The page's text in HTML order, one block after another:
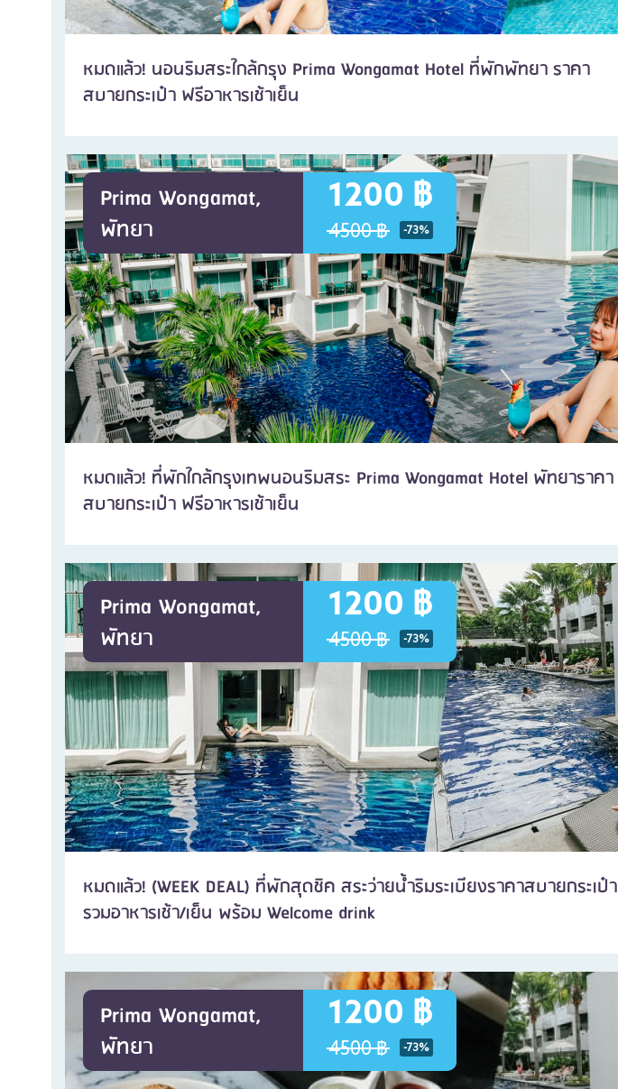
หมดแล้ว! นอนริมสระใกล้กรุง Prima Wongamat Hotel ที่พักพัทยา ราคา
สบายกระเป๋า ฟรีอาหารเช้าเย็น
Prima Wongamat,
พัทยา
1200 ฿
4500 ฿ -73%
หมดแล้ว! ที่พักใกล้กรุงเทพนอนริมสระ Prima Wongamat Hotel พัทยาราคา
สบายกระเป๋า ฟรีอาหารเช้าเย็น
Prima Wongamat,
พัทยา
1200 ฿
4500 ฿ -73%
หมดแล้ว! (WEEK DEAL) ที่พักสุดชิค สระว่ายน้ำริมระเบียงราคาสบายกระเป๋า
รวมอาหารเช้า/เย็น พร้อม Welcome drink
Prima Wongamat,
พัทยา
1200 ฿
4500 ฿ -73%